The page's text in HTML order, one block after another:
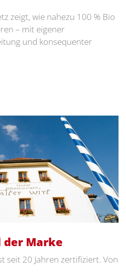
zeigt, wie nahezu 100 % Bio
– mit eigener
und konsequenter
der Marke
seit 20 Jahren zertifiziert. Von